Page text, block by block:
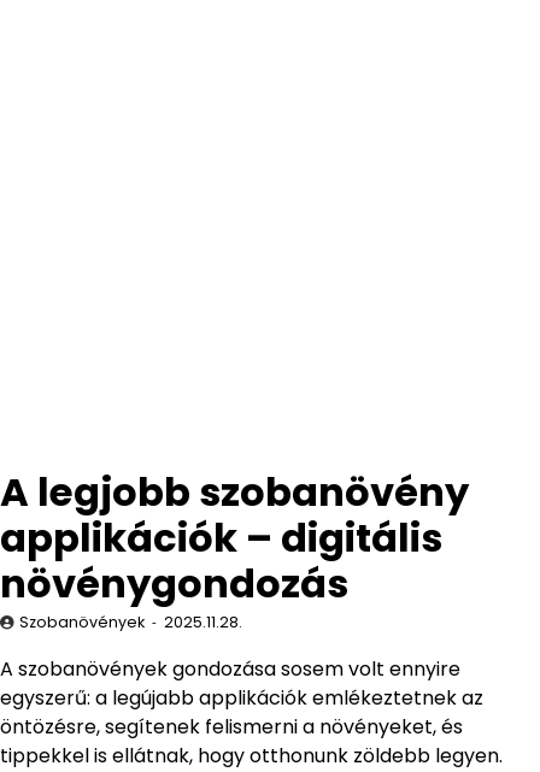
A legjobb szobanövény
applikációk – digitális
növénygondozás
Szobanövények 2025.11.28.
A szobanövények gondozása sosem volt ennyire
egyszerű: a legújabb applikációk emlékeztetnek az
öntözésre, segítenek felismerni a növényeket, és
tippekkel is ellátnak, hogy otthonunk zöldebb legyen.